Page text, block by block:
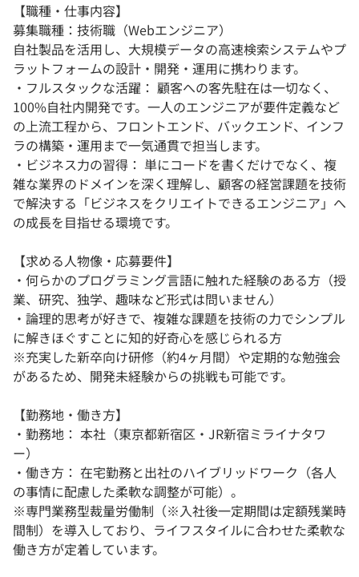
【職種・仕事内容】
募集職種：技術職（Webエンジニア）
自社製品を活用し、大規模データの高速検索システムやプ
ラットフォームの設計・開発・運用に携わります。
・フルスタックな活躍： 顧客への客先駐在は一切なく、
100%自社内開発です。一人のエンジニアが要件定義など
の上流工程から、フロントエンド、バックエンド、インフ
ラの構築・運用まで一気通貫で担当します。
・ビジネス力の習得： 単にコードを書くだけでなく、複
雑な業界のドメインを深く理解し、顧客の経営課題を技術
で解決する「ビジネスをクリエイトできるエンジニア」へ
の成長を目指せる環境です。
【求める人物像・応募要件】
・何らかのプログラミング言語に触れた経験のある方（授
業、研究、独学、趣味など形式は問いません）
・論理的思考が好きで、複雑な課題を技術の力でシンプル
に解きほぐすことに知的好奇心を感じられる方
※充実した新卒向け研修（約4ヶ月間）や定期的な勉強会
があるため、開発未経験からの挑戦も可能です。
【勤務地・働き方】
・勤務地： 本社（東京都新宿区・JR新宿ミライナタワ
ー）
・働き方： 在宅勤務と出社のハイブリッドワーク（各人
の事情に配慮した柔軟な調整が可能）。
※専門業務型裁量労働制（※入社後一定期間は定額残業時
間制）を導入しており、ライフスタイルに合わせた柔軟な
働き方が定着しています。